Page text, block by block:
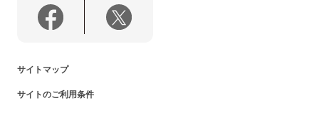
サイトマップ
サイトのご利用条件